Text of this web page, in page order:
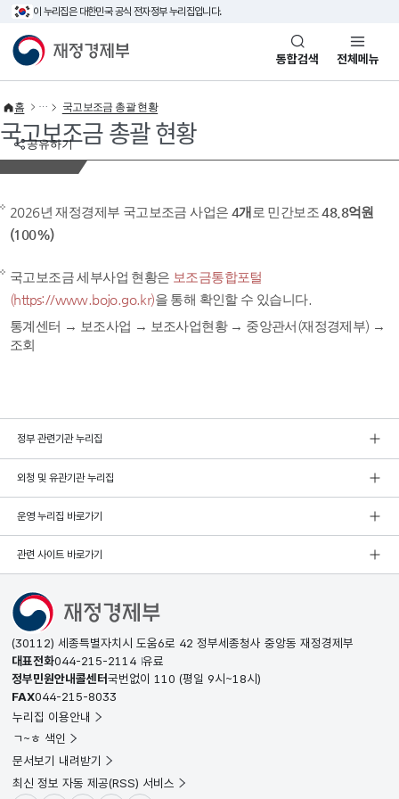
이 누리집은 대한민국 공식 전자정부 누리집입니다.
재정경제부(www.mofe.go.kr)통합검색 전체메뉴
공유하기
홈 국고보조금 총괄 현황
국고보조금 총괄 현황
2026년 재정경제부 국고보조금 사업은 4개 로 민간보조48.8억원
(100%)
국고보조금 세부사업 현황은 보조금통합포털
(https://www.bojo.go.kr)을 통해 확인할 수 있습니다.
통계센터 → 보조사업 → 보조사업현황 → 중앙관서(재정경제부) →
조회
정부 관련기관 누리집
외청 및 유관기관 누리집
운영 누리집 바로가기
관련 사이트 바로가기
(30112) 세종특별자치시 도움6로 42 정부세종청사 중앙동 재정경제부
대표전화044-215-2114 유료
정부민원안내콜센터국번없이 110 (평일 9시~18시)
FAX044-215-8033
누리집 이용안내
ㄱ~ㅎ 색인
문서보기 내려받기
최신 정보 자동 제공(RSS) 서비스